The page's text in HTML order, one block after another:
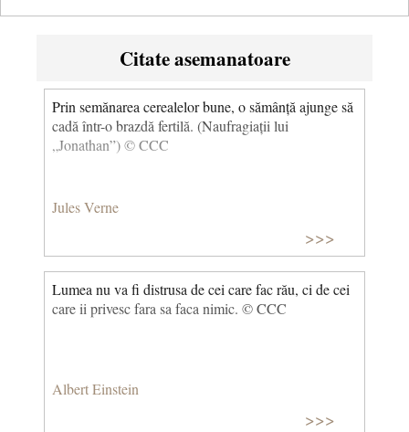
Citate asemanatoare
Prin semănarea cerealelor bune, o sămânță ajunge să
cadă într-o brazdă fertilă. (Naufragiații lui
„Jonathan”) © CCC
Jules Verne
>>>
Lumea nu va fi distrusa de cei care fac rău, ci de cei
care ii privesc fara sa faca nimic. © CCC
Albert Einstein
>>>